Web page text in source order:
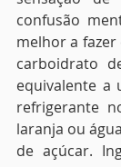
confusão
melhor a
carboidrato
equivalente a
refrigerante
laranja ou
de açúcar.